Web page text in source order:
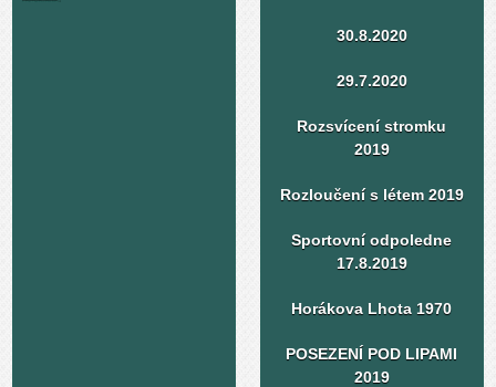
30.8.2020
29.7.2020
Rozsvícení stromku
2019
Rozloučení s létem 2019
Sportovní odpoledne
17.8.2019
Horákova Lhota 1970
POSEZENÍ POD LIPAMI
2019